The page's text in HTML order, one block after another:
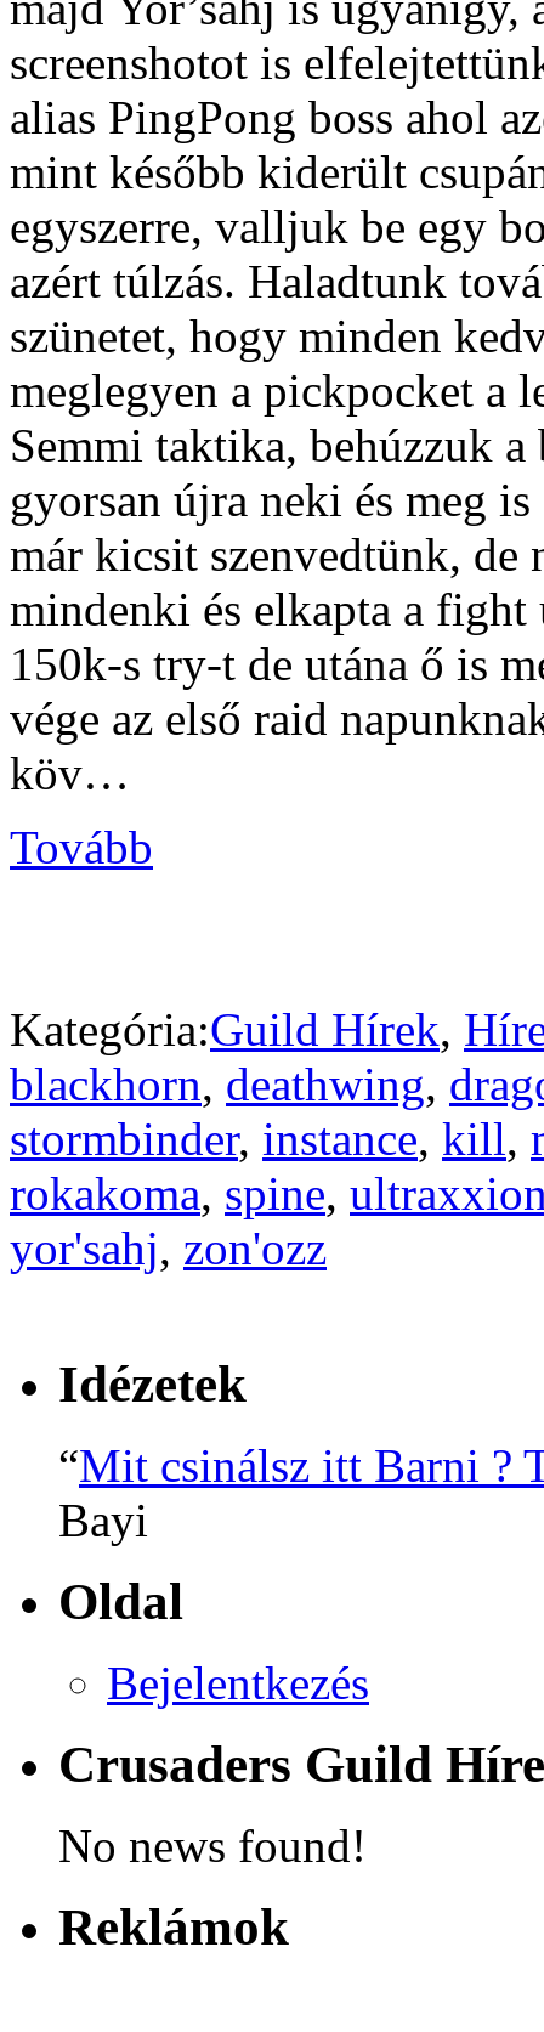
screenshotot is
alias PingPong boss ahol
mint később kiderült
egyszerre, valljuk be egy
azért túlzás. Haladtunk
szünetet, hogy minden
meglegyen a pickpocket a
Semmi taktika, behúzzuk a
gyorsan újra neki és meg
már kicsit szenvedtünk, de
mindenki és elkapta a
150k-s try-t de utána ő is
vége az első raid
köv…
Tovább
Kategória:Guild Hírek,
blackhorn, deathwing,
stormbinder, instance, kill,
rokakoma, spine,
yor'sahj, zon'ozz
Idézetek
“Mit csinálsz itt Barni ?
Bayi
Oldal
Bejelentkezés
Crusaders Guild
No news found!
Reklámok